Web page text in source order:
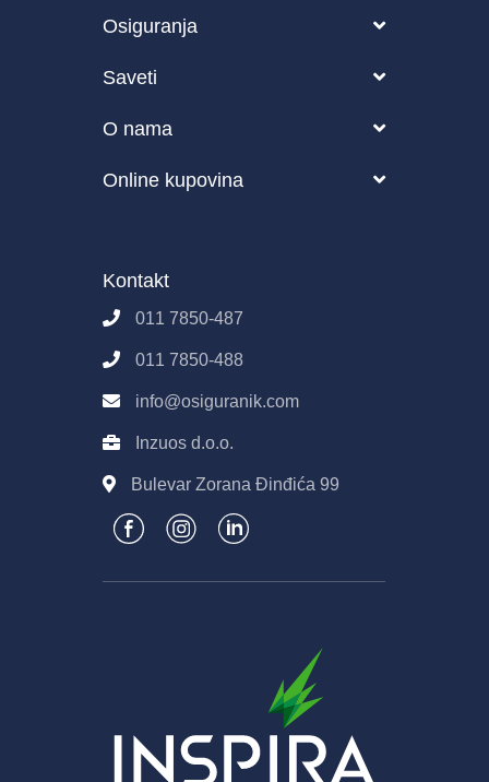
Osiguranja
Životno osiguranje
Saveti
Kako funkcioniše Osiguranik.com?
O nama
Online kupovina
Pravila E-Prodaje
Obrada podataka
Kontakt
011 7850-487
011 7850-488
info@osiguranik.com
Inzuos d.o.o.
Bulevar Zorana Đinđića 99